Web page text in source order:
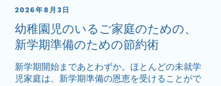
2026年8月3日
幼稚園児のいるご家庭のための、
新学期準備のための節約術
新学期開始まであとわずか。ほとんどの未就学
児家庭は、新学期準備の恩恵を受けることがで